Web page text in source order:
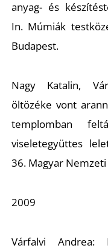
anyag- és
In. Múmiák
Budapest.
Nagy Katalin,
öltözéke vont
templomban
viseletegyüttes
36. Magyar
2009
Várfalvi Andrea: